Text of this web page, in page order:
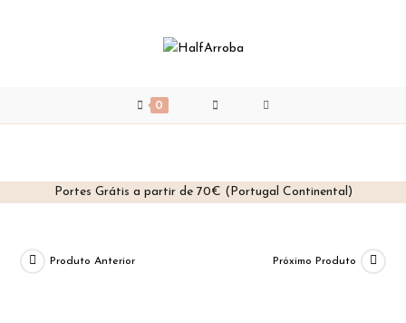
Portes Grátis a partir de 70€ (Portugal Continental)
content
0
Produto Anterior Próximo Produto